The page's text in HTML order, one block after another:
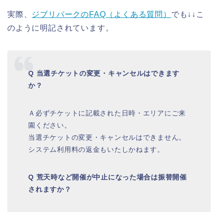
実際、 ジブリパークのFAQ（よくある質問） でも↓↓こ
のように明記されています。
Q 当選チケットの変更・キャンセルはできます
か？
Ａ必ずチケットに記載された日時・エリアにご来
園ください。
当選チケットの変更・キャンセルはできません。
システム利用料の返金もいたしかねます。
Q 荒天時など開催が中止になった場合は振替開催
されますか？